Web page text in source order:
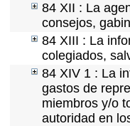
84 XII : La
consejos,
84 XIII : La
colegiados,
84 XIV 1 : La
gastos de
miembros y/o
autoridad en